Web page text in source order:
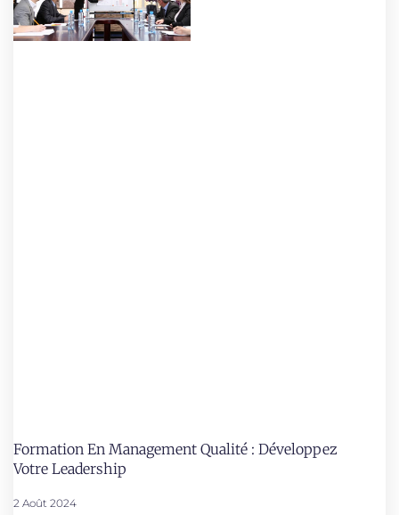
Formation En Management Qualité : Développez
Votre Leadership
2 Août 2024